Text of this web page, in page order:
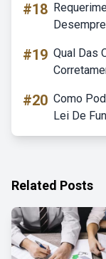
#18
#19 Qual Das
#20 Como
Lei De
Related Posts